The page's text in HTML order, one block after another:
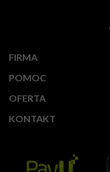
FIRMA
POMOC
OFERTA
KONTAKT